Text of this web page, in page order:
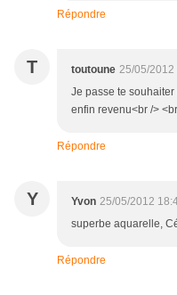
Répondre
T toutoune 25/05/2012
Je passe te
enfin revenu<br />
Répondre
Y Yvon 25/05/2012
superbe aquarelle,
Répondre